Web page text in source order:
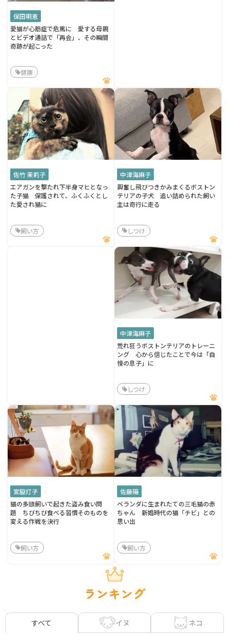
保田明恵
愛猫が心筋症で危篤に 愛する母親
とビデオ通話で「再会」、その瞬間
奇跡が起こった
健康
佐竹 茉莉子
エアガンを撃たれ下半身マヒとなっ
た子猫 保護されて、ふくふくとし
た愛され猫に
飼い方
中津海麻子
興奮し飛びつきかみまくるボストン
テリアの子犬 追い詰められた飼い
主は奇行に走る
しつけ
中津海麻子
荒れ狂うボストンテリアのトレーニ
ング 心から信じたことで今は「自
慢の息子」に
しつけ
宮脇灯子
猫の多頭飼いで起きた盗み食い問
題 ちびちび食べる習慣そのものを
変える作戦を決行
飼い方
佐藤陽
ベランダに生まれたての三毛猫の赤
ちゃん 新婚時代の猫「チビ」との
思い出
飼い方
ランキング
すべて イヌ ネコ